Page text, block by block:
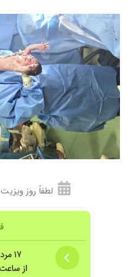
بسیار عالی
بسیار عالی بود
لابیا پلاستی انجام
عدم رضایت
عدم رضایت
لطفاً روز
۱۷ مرداد (فردا)
از ساعت ۱۲ الی ۱۸